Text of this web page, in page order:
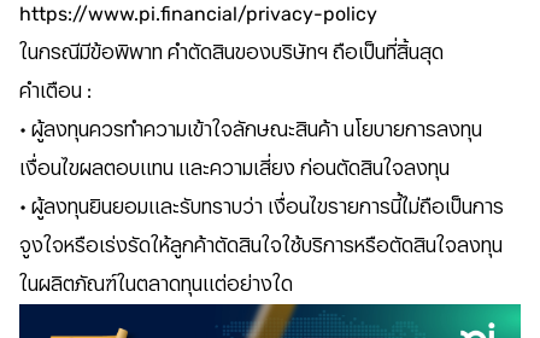
https://www.pi.financial/privacy-policy
ในกรณีมีข้อพิพาท คำตัดสินของบริษัทฯ ถือเป็นที่สิ้นสุด
คำเตือน :
• ผู้ลงทุนควรทำความเข้าใจลักษณะสินค้า นโยบายการลงทุน
เงื่อนไขผลตอบแทน และความเสี่ยง ก่อนตัดสินใจลงทุน
• ผู้ลงทุนยินยอมและรับทราบว่า เงื่อนไขรายการนี้ไม่ถือเป็นการ
จูงใจหรือเร่งรัดให้ลูกค้าตัดสินใจใช้บริการหรือตัดสินใจลงทุน
ในผลิตภัณฑ์ในตลาดทุนแต่อย่างใด